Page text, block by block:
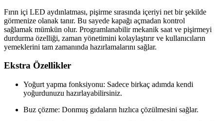
Fırın içi LED aydınlatması, pişirme sırasında içeriyi net bir şekilde
görmenize olanak tanır. Bu sayede kapağı açmadan kontrol
sağlamak mümkün olur. Programlanabilir mekanik saat ve pişirmeyi
durdurma özelliği, zaman yönetimini kolaylaştırır ve kullanıcıların
yemeklerini tam zamanında hazırlamalarını sağlar.
Ekstra Özellikler
Yoğurt yapma fonksiyonu: Sadece birkaç adımda kendi
yoğurdunuzu hazırlayabilirsiniz.
Buz çözme: Donmuş gıdaların hızlıca çözülmesini sağlar.